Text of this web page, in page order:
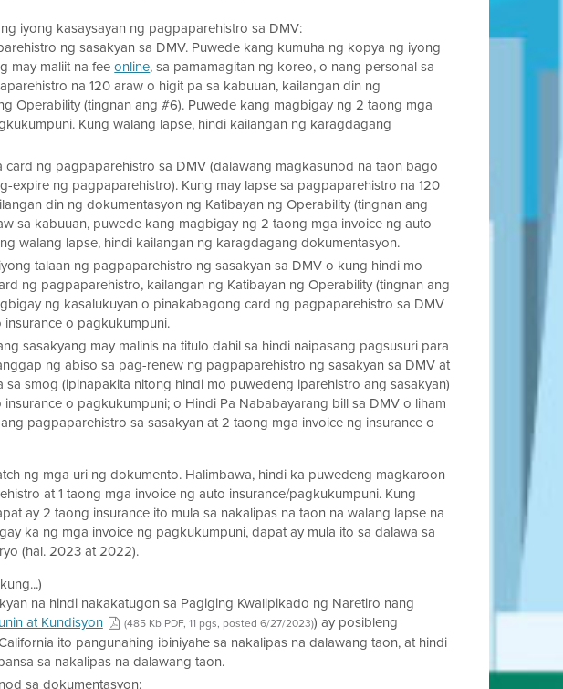
iyong kasaysayan ng pagpaparehistro sa DMV:
ng sasakyan sa DMV. Puwede kang kumuha ng kopya ng iyong
may maliit na feeonline, sa pamamagitan ng koreo, o nang personal sa
na 120 araw o higit pa sa kabuuan, kailangan din ng
Operability (tingnan ang #6). Puwede kang magbigay ng 2 taong mga
Kung walang lapse, hindi kailangan ng karagdagang
ng pagpaparehistro sa DMV (dalawang magkasunod na taon bago
expire ng pagpaparehistro). Kung may lapse sa pagpaparehistro na 120
din ng dokumentasyon ng Katibayan ng Operability (tingnan ang
sa kabuuan, puwede kang magbigay ng 2 taong mga invoice ng auto
walang lapse, hindi kailangan ng karagdagang dokumentasyon.
talaan ng pagpaparehistro ng sasakyan sa DMV o kung hindi mo
ng pagpaparehistro, kailangan ng Katibayan ng Operability (tingnan ang
ng kasalukuyan o pinakabagong card ng pagpaparehistro sa DMV
o pagkukumpuni.
sasakyang may malinis na titulo dahil sa hindi naipasang pagsusuri para
ng abiso sa pag-renew ng pagpaparehistro ng sasakyan sa DMV at
smog (ipinapakita nitong hindi mo puwedeng iparehistro ang sasakyan)
o pagkukumpuni; o Hindi Pa Nababayarang bill sa DMV o liham
pagpaparehistro sa sasakyan at 2 taong mga invoice ng insurance o
ng mga uri ng dokumento. Halimbawa, hindi ka puwedeng magkaroon
at 1 taong mga invoice ng auto insurance/pagkukumpuni. Kung
ay 2 taong insurance ito mula sa nakalipas na taon na walang lapse na
ka ng mga invoice ng pagkukumpuni, dapat ay mula ito sa dalawa sa
(hal. 2023 at 2022).
na hindi nakakatugon sa Pagiging Kwalipikado ng Naretiro nang
at Kundisyon (485 Kb PDF, 11 pgs, posted 6/27/2023)) ay posibleng
ito pangunahing ibiniyahe sa nakalipas na dalawang taon, at hindi
sa nakalipas na dalawang taon.
sa dokumentasyon: